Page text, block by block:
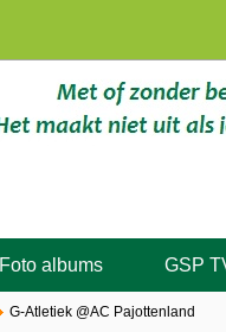
Foto albums GSP
G-Atletiek @AC Pajottenland